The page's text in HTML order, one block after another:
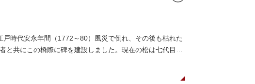
時代安永年間（1772～80）風災で倒れ、その後も枯れた
共にこの橋際に碑を建設しました。現在の松は七代目と